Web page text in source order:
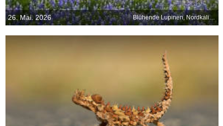
26. Mai. 2026 Blühende Lupinen, Nordkalifornien, USA